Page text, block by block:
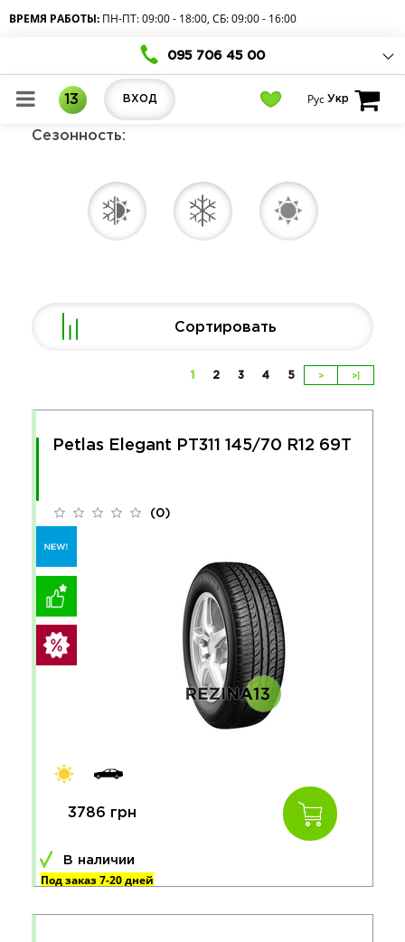
ВРЕМЯ РАБОТЫ: ПН-ПТ: 09:00 - 18:00, СБ: 09:00 - 16:00
095 706 45 00
13 ВХОД Рус Укр
Сезонность:
Сортировать
1 2 3 4 5 > >|
Petlas Elegant PT311 145/70 R12 69T
(0)
3786 грн
В наличии
Под заказ 7-20 дней